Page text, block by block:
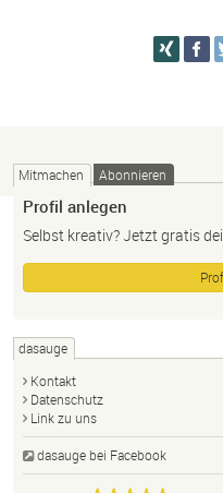
Mitmachen Abonnieren
Profil anlegen
Selbst kreativ? Jetzt gratis
dasauge
Kontakt
Datenschutz
Link zu uns
dasauge bei Facebook